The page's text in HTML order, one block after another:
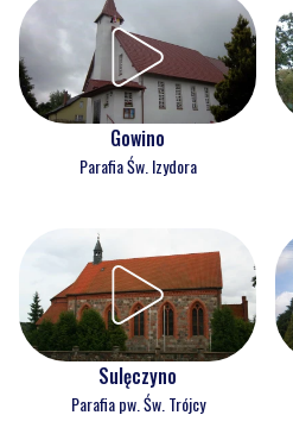
Gowino
Parafia Św. Izydora
Sulęczyno
Parafia pw. Św. Trójcy